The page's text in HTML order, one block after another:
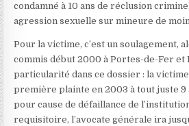
condamné à 10 ans de réclusion
agression sexuelle sur mineure de
Pour la victime, c’est un soulagement,
commis début 2000 à Portes-de-Fer et
particularité dans ce dossier : la
première plainte en 2003 à tout juste 9
pour cause de défaillance de
requisitoire, l’avocate générale ira